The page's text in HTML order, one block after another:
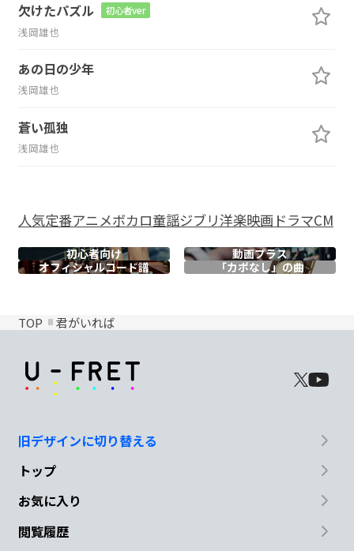
欠けたパズル 初心者ver
浅岡雄也
あの日の少年
浅岡雄也
蒼い孤独
浅岡雄也
人気定番アニメボカロ童謡ジブリ洋楽映画ドラマCM
初心者向け
動画プラス
オフィシャルコード譜 「カポなし」の曲
TOP 君がいれば
旧デザインに切り替える
トップ
お気に入り
閲覧履歴